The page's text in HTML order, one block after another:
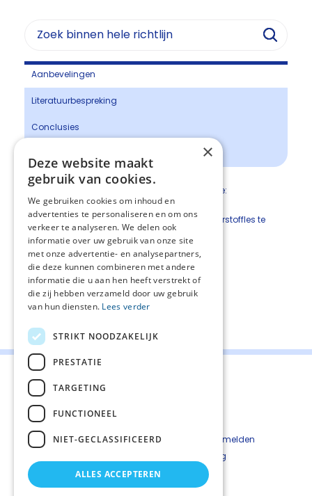
Aanbevelingen
Literatuurbespreking
Conclusies
Bij patiënten met dyspneu in de palliatieve fase:
Adviseer het gebruik van een rollator.
Adviseer om bij gebruik van zuurstof de zuurstoffles te
vervoeren in een karretje.
Zie ook de submodule Symptomatische niet-
medicamenteuze behandeling.
Deel deze pagina:
Contact
Kwetsbaarheid melden
Privacyverkaring
Disclaimer
×
Deze website maakt
gebruik van cookies.
We gebruiken cookies om inhoud en
advertenties te personaliseren en om ons
verkeer te analyseren. We delen ook
informatie over uw gebruik van onze site
met onze advertentie- en analysepartners,
die deze kunnen combineren met andere
informatie die u aan hen heeft verstrekt of
die zij hebben verzameld door uw gebruik
van hun diensten. Lees verder
STRIKT NOODZAKELIJK
PRESTATIE
TARGETING
FUNCTIONEEL
NIET-GECLASSIFICEERD
ALLES ACCEPTEREN